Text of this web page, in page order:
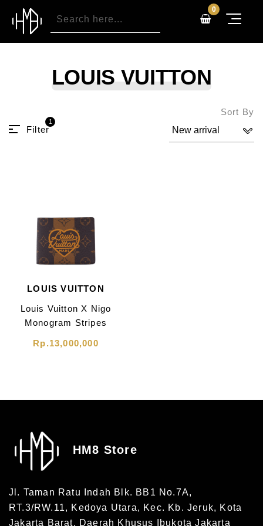
0
LOUIS VUITTON
Filter
1
Sort By
LOUIS VUITTON
Louis Vuitton X Nigo
Monogram Stripes
Brown
Rp.13,000,000
HM8 Store
Jl. Taman Ratu Indah Blk. BB1 No.7A,
RT.3/RW.11, Kedoya Utara, Kec. Kb. Jeruk, Kota
Jakarta Barat, Daerah Khusus Ibukota Jakarta